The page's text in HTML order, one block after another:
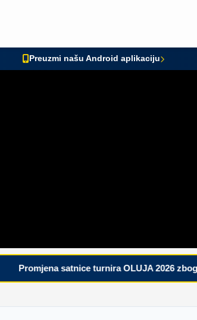
Preuzmi našu Android aplikaciju
Promjena satnice turnira OLUJA 2026 zbog